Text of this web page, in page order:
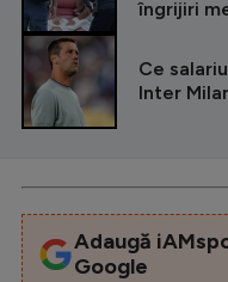
îngrijiri
Ce
Inter
Adaugă
Google